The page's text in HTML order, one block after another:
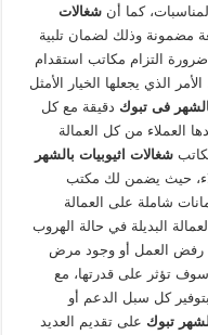
كما أنشغالات
مضمونة وذلك لضمان تلبية
التزام مكاتب استقدام
الذي يجعلها الخيار الأمثل
فى تبوك دقيقة مع كل
العملاء من كل العمالة
شغالات اثيوبيات بالشهر
حيث يضمن لك مكتب
شاملة على العمالة
البديلة في حالة الهروب
رفض العمل أو وجود مرض
تؤثر على قدرتها، مع
بتوفير كل سبل الدعم أو
تبوك على تقديم العديد